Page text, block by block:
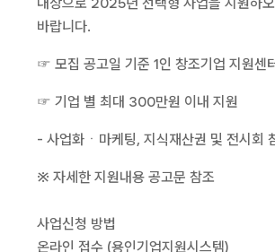
바랍니다.
☞ 모집 공고일 기준 1인 창조기업 지원센
☞ 기업 별 최대 300만원 이내 지원
- 사업화ㆍ마케팅, 지식재산권 및 전시회
※ 자세한 지원내용 공고문 참조
사업신청 방법
온라인 접수 (용인기업지원시스템)